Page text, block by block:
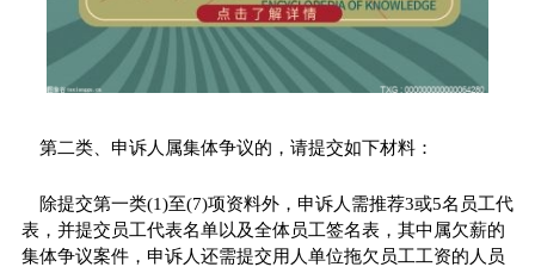
第二类、申诉人属集体争议的，请提交如下材料：
除提交第一类(1)至(7)项资料外，申诉人需推荐3或5名员工代
表，并提交员工代表名单以及全体员工签名表，其中属欠薪的
集体争议案件，申诉人还需提交用人单位拖欠员工工资的人员